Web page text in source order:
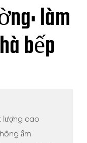
làm
bếp
lượng cao
ẩm